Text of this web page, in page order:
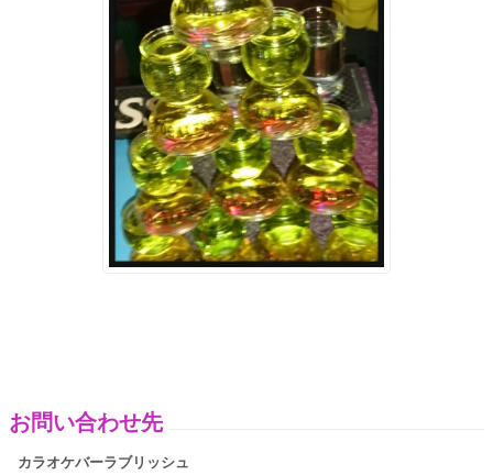
お問い合わせ先
カラオケバーラブリッシュ